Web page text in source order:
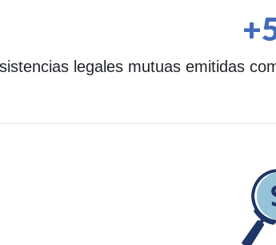
legales mutuas emitidas